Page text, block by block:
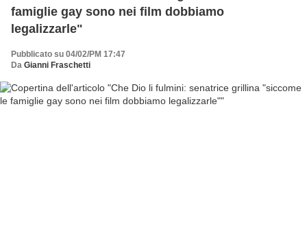
famiglie gay sono nei film dobbiamo
legalizzarle"
Pubblicato su 04/02/PM 17:47
Da Gianni Fraschetti